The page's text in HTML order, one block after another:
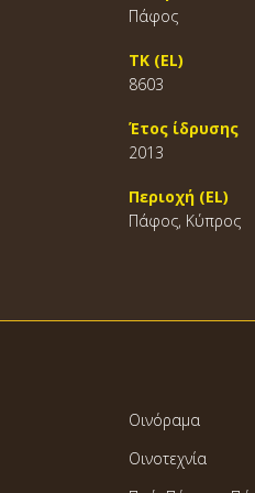
Πάφος
ΤΚ (EL)
8603
Έτος ίδρυσης
2013
Περιοχή (EL)
Πάφος, Κύπρος
Οινόραμα
Οινοτεχνία